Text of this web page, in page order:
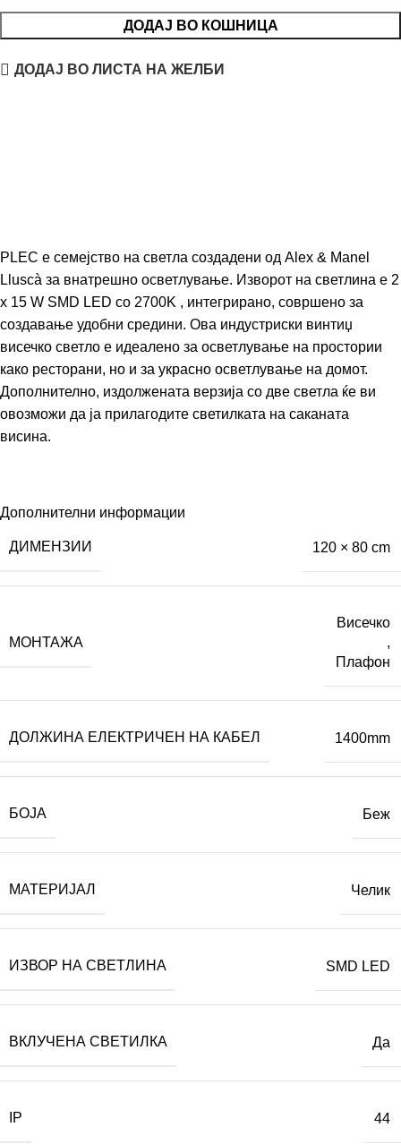
ДОДАЈ ВО КОШНИЦА
ДОДАЈ ВО ЛИСТА НА ЖЕЛБИ
PLEC е семејство на светла создадени од Alex & Manel
Lluscà за внатрешно осветлување. Изворот на светлина е 2
x 15 W SMD LED со 2700K , интегрирано, совршено за
создавање удобни средини. Ова индустриски винтиџ
висечко светло е идеалено за осветлување на простории
како ресторани, но и за украсно осветлување на домот.
Дополнително, издолжената верзија со две светла ќе ви
овозможи да ја прилагодите светилката на саканата
висина.
Дополнителни информации
ДИМЕНЗИИ 120 × 80 cm
МОНТАЖА
Висечко
,
Плафон
ДОЛЖИНА ЕЛЕКТРИЧЕН НА КАБЕЛ 1400mm
БОЈА Беж
МАТЕРИЈАЛ Челик
ИЗВОР НА СВЕТЛИНА SMD LED
ВКЛУЧЕНА СВЕТИЛКА Да
IP 44